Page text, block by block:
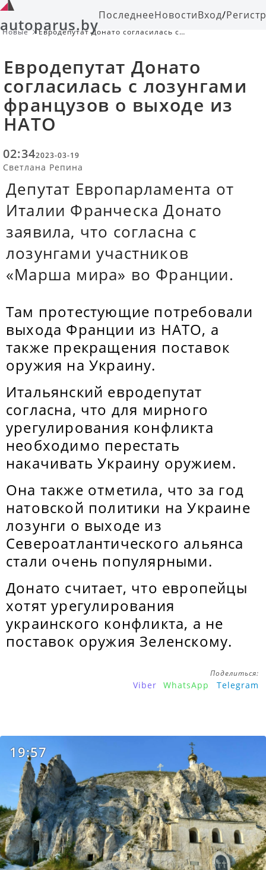
autoparus.byПоследнееНовостиВход/
Новые
Евродепутат Донато согласилась с
Евродепутат Донато
согласилась с лозунгами
французов о выходе из
НАТО
02:342023-03-19
Светлана Репина
Депутат Европарламента от
Италии Франческа Донато
заявила, что согласна с
лозунгами участников
«Марша мира» во Франции.
Там протестующие потребовали
выхода Франции из НАТО, а
также прекращения поставок
оружия на Украину.
Итальянский евродепутат
согласна, что для мирного
урегулирования конфликта
необходимо перестать
накачивать Украину оружием.
Она также отметила, что за год
натовской политики на Украине
лозунги о выходе из
Североатлантического альянса
стали очень популярными.
Донато считает, что европейцы
хотят урегулирования
украинского конфликта, а не
поставок оружия Зеленскому.
Поделиться:
Viber WhatsApp Telegram
19:57